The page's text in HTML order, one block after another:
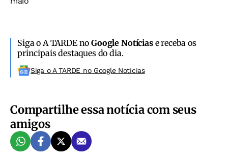
Siga o A TARDE noGoogle Notíciase receba os
principais destaques do dia.
Siga o A TARDE no Google Noticias
Compartilhe essa notícia com seus
amigos